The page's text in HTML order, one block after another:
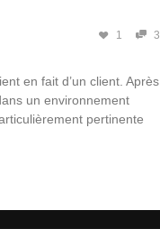
1 3
en fait d’un client. Après
un environnement
pertinente